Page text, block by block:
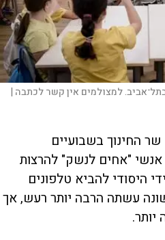
למצולמים אין קשר לכתבה |
החינוך בשבועיים
אנשי "אחים לנשק" להרצות
היסודי להביא טלפונים
עשתה הרבה יותר רעש, אך
יותר.